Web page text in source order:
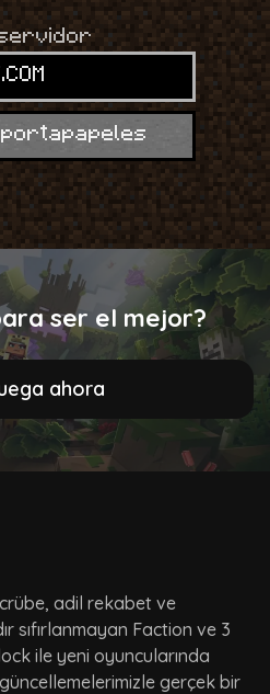
ser el mejor?
ahora
adil rekabet ve
sıfırlanmayan Faction ve 3
ile yeni oyuncularında
gerçek bir